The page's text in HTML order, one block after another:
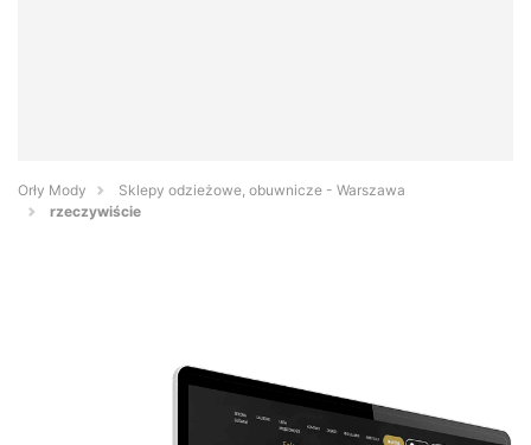
Orły Mody
Sklepy odzieżowe, obuwnicze - Warszawa
rzeczywiście